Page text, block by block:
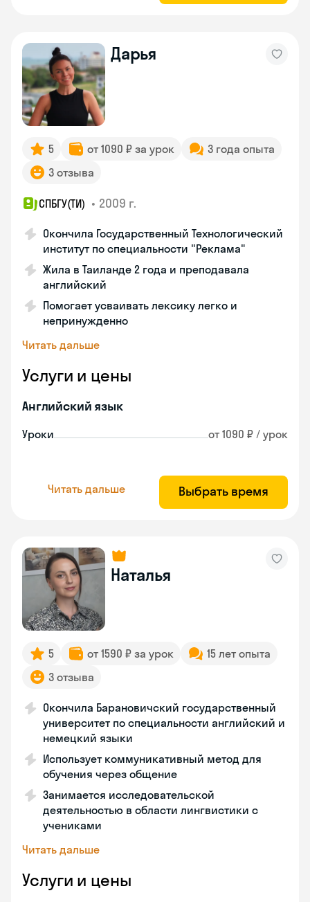
Дарья
5 от 1090 ₽ за урок
3 года опыта
3 отзыва
СПБГУ(ТИ) • 2009 г.
Окончила Государственный Технологический
институт по специальности "Реклама"
Жила в Таиланде 2 года и преподавала
английский
Помогает усваивать лексику легко и
непринужденно
Читать дальше
Услуги и цены
Английский язык
Уроки от 1090 ₽ / урок
Читать дальше Выбрать время
Наталья
5 от 1590 ₽ за урок
15 лет опыта
3 отзыва
Окончила Барановичский государственный
университет по специальности английский и
немецкий языки
Использует коммуникативный метод для
обучения через общение
Занимается исследовательской
деятельностью в области лингвистики с
учениками
Читать дальше
Услуги и цены